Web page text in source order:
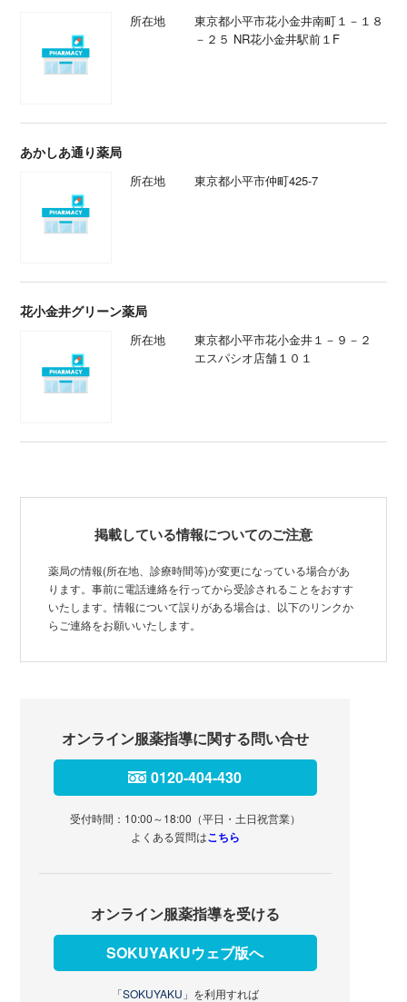
所在地
東京都小平市花小金井南町１－１８
－２５ NR花小金井駅前１F
あかしあ通り薬局
所在地 東京都小平市仲町425-7
花小金井グリーン薬局
所在地
東京都小平市花小金井１－９－２
エスパシオ店舗１０１
掲載している情報についてのご注意
薬局の情報(所在地、診療時間等)が変更になっている場合があ
ります。事前に電話連絡を行ってから受診されることをおすす
いたします。情報について誤りがある場合は、以下のリンクか
らご連絡をお願いいたします。
オンライン服薬指導に関する問い合せ
0120-404-430
受付時間：10:00～18:00（平日・土日祝営業）
よくある質問はこちら
オンライン服薬指導を受ける
SOKUYAKUウェブ版へ
「SOKUYAKU」 を利用すれば